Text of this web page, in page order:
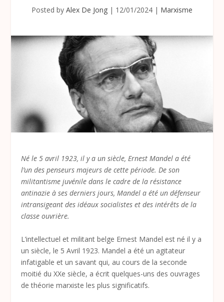
Posted by Alex De Jong | 12/01/2024 | Marxisme
Né le 5 avril 1923, il y a un siècle, Ernest Mandel a été
l’un des penseurs majeurs de cette période. De son
militantisme juvénile dans le cadre de la résistance
antinazie à ses derniers jours, Mandel a été un défenseur
intransigeant des idéaux socialistes et des intérêts de la
classe ouvrière.
L’intellectuel et militant belge Ernest Mandel est né il y a
un siècle, le 5 Avril 1923. Mandel a été un agitateur
infatigable et un savant qui, au cours de la seconde
moitié du XXe siècle, a écrit quelques-uns des ouvrages
de théorie marxiste les plus significatifs.